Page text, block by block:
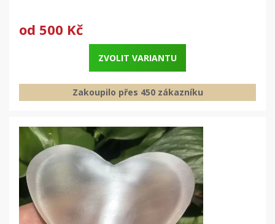
od 500 Kč
ZVOLIT VARIANTU
Zakoupilo přes 450 zákazníku